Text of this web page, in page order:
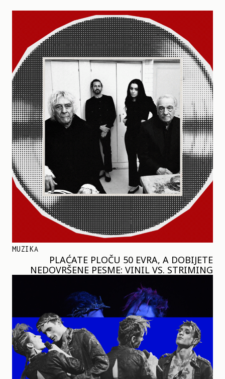
MUZIKA
PLAĆATE PLOČU 50 EVRA, A DOBIJETE
NEDOVRŠENE PESME: VINIL VS. STRIMING